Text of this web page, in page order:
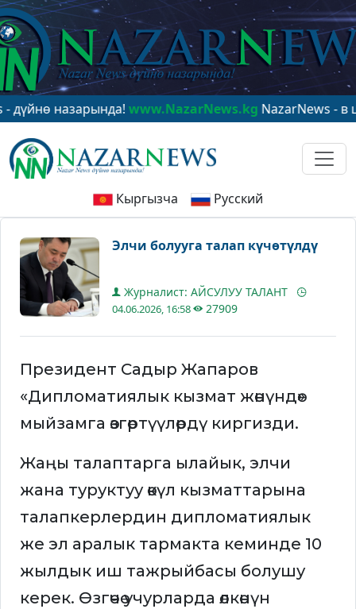
назарында!www.NazarNews.kgNazarNews - в
Кыргызча Русский
Элчи болууга талап күчөтүлдү
Журналист: АЙСУЛУУ ТАЛАНТ
04.06.2026, 16:58 27909
Президент Садыр Жапаров
«Дипломатиялык кызмат жөнүндө»
мыйзамга өзгөртүүлөрдү киргизди.
Жаңы талаптарга ылайык, элчи
жана туруктуу өкүл кызматтарына
талапкерлердин дипломатиялык
же эл аралык тармакта кеминде 10
жылдык иш тажрыйбасы болушу
керек. Өзгөчө учурларда өлкөнүн